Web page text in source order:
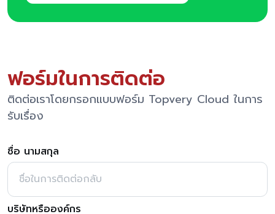
ฟอร์มในการติดต่อ
ติดต่อเราโดยกรอกแบบฟอร์ม Topvery Cloud ในการ
รับเรื่อง
ชื่อ นามสกุล
บริษัทหรือองค์กร